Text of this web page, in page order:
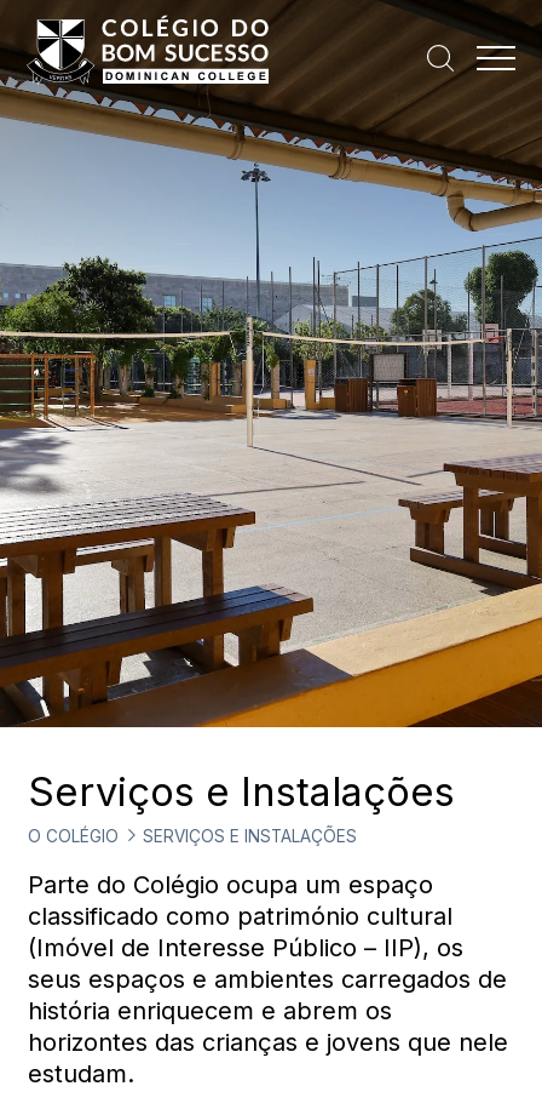
Serviços e Instalações
O COLÉGIO SERVIÇOS E INSTALAÇÕES
Parte do Colégio ocupa um espaço
classificado como património cultural
(Imóvel de Interesse Público – IIP), os
seus espaços e ambientes carregados de
história enriquecem e abrem os
horizontes das crianças e jovens que nele
estudam.